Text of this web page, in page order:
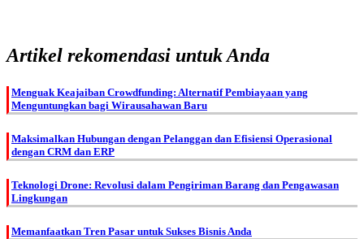
Artikel rekomendasi untuk Anda
Menguak Keajaiban Crowdfunding: Alternatif Pembiayaan yang
Menguntungkan bagi Wirausahawan Baru
Maksimalkan Hubungan dengan Pelanggan dan Efisiensi Operasional
dengan CRM dan ERP
Teknologi Drone: Revolusi dalam Pengiriman Barang dan Pengawasan
Lingkungan
Memanfaatkan Tren Pasar untuk Sukses Bisnis Anda